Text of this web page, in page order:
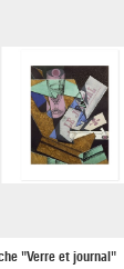
"Verre et journal"